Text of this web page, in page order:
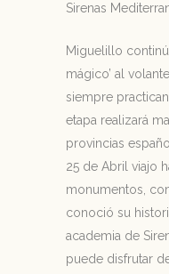
Sirenas
Miguelillo
mágico’ al
siempre
etapa realizará
provincias
25 de Abril viajo
monumentos,
conoció su
academia de
puede disfrutar